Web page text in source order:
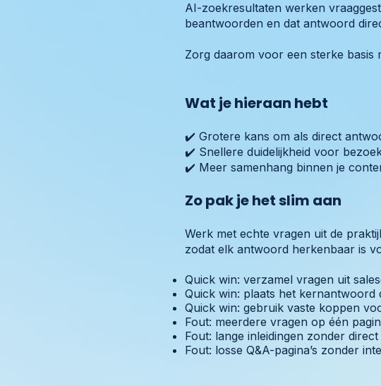
AI-zoekresultaten werken
beantwoorden en dat antwoord
Zorg daarom voor een sterke basis
Wat je hieraan hebt
✔️ Grotere kans om als direct
✔️ Snellere duidelijkheid voor
✔️ Meer samenhang binnen je
Zo pak je het slim aan
Werk met echte vragen uit de
zodat elk antwoord herkenbaar is
Quick win: verzamel vragen uit
Quick win: plaats het kernantwoord
Quick win: gebruik vaste koppen
Fout: meerdere vragen op één
Fout: lange inleidingen zonder
Fout: losse Q&A-pagina’s zonder